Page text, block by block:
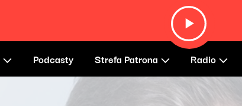
Podcasty Strefa Patrona Radio